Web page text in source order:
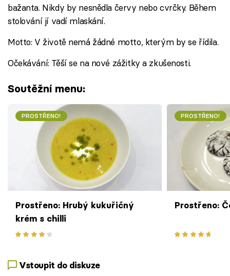
bažanta. Nikdy by nesnědla červy nebo cvrčky. Během
stolování jí vadí mlaskání.
Motto: V životě nemá žádné motto, kterým by se řídila.
Očekávání: Těší se na nové zážitky a zkušenosti.
Soutěžní menu:
PROSTŘENO!
Prostřeno: Hrubý kukuřičný
krém s chilli
PROSTŘENO!
Prostřeno:
Vstoupit do diskuze